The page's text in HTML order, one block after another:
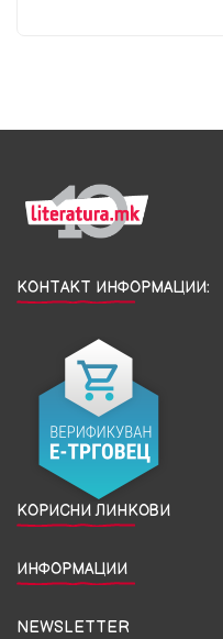
КОНТАКТ ИНФОРМАЦИИ:
КОРИСНИ ЛИНКОВИ
ИНФОРМАЦИИ
NEWSLETTER